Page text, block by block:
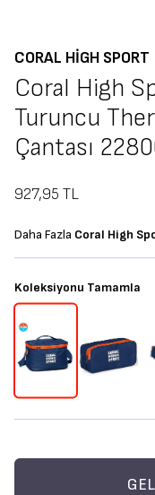
CORAL HIGH SPORT
Coral High
Turuncu
Çantası
927,95 TL
Daha Fazla Coral High
Koleksiyonu Tamamla